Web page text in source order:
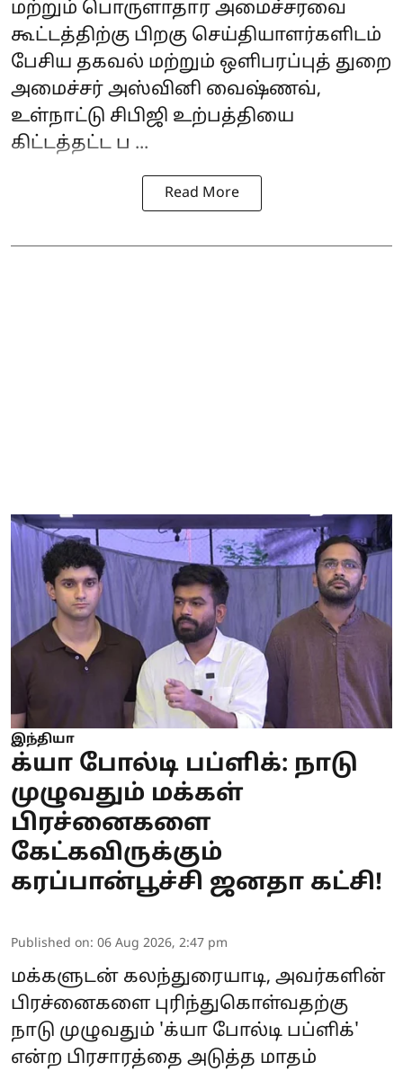
மற்றும் பொருளாதார அமைச்சரவை
கூட்டத்திற்கு பிறகு செய்தியாளர்களிடம்
பேசிய தகவல் மற்றும் ஒளிபரப்புத் துறை
அமைச்சர் அஸ்வினி வைஷ்ணவ்,
உள்நாட்டு சிபிஜி உற்பத்தியை
கிட்டத்தட்ட ப ...
Read More
இந்தியா
க்யா போல்டி பப்ளிக்: நாடு
முழுவதும் மக்கள்
பிரச்னைகளை
கேட்கவிருக்கும்
கரப்பான்பூச்சி ஜனதா கட்சி!
Published on: 06 Aug 2026, 2:47 pm
மக்களுடன் கலந்துரையாடி, அவர்களின்
பிரச்னைகளை புரிந்துகொள்வதற்கு
நாடு முழுவதும் 'க்யா போல்டி பப்ளிக்'
என்ற பிரசாரத்தை அடுத்த மாதம்